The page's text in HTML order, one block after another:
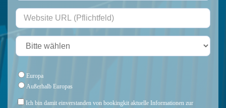
Europa
Außerhalb Europas
Ich bin damit einverstanden von bookingkit aktuelle Informationen zur